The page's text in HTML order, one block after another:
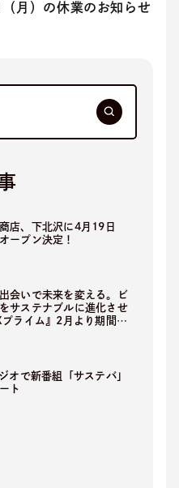
月）の休業のお知らせ
店、下北沢に4月19日
ープン決定！
会いで未来を変える。ビ
サステナブルに進化させ
プライム』2月より期間限
オで新番組「サステバ」
ト